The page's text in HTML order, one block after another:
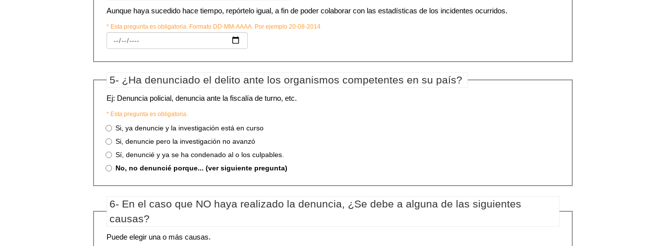
Aunque haya sucedido hace tiempo, repórtelo igual, a fin de poder colaborar con las estadísticas de los incidentes ocurridos.
* Esta pregunta es obligatoria. Formato DD-MM-AAAA. Por ejemplo 20-08-2014
5- ¿Ha denunciado el delito ante los organismos competentes en su país?
Ej: Denuncia policial, denuncia ante la fiscalía de turno, etc.
* Esta pregunta es obligatoria.
Si, ya denuncie y la investigación está en curso
Si, denuncie pero la investigación no avanzó
Sí, denuncié y ya se ha condenado al o los culpables.
No, no denuncié porque... (ver siguiente pregunta)
6- En el caso que NO haya realizado la denuncia, ¿Se debe a alguna de las siguientes
causas?
Puede elegir una o más causas.